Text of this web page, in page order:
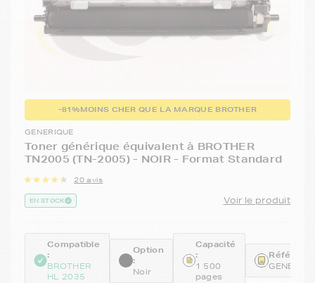
-81%MOINS CHER QUE LA MARQUE BROTHER
GENERIQUE
Toner générique équivalent à BROTHER
TN2005 (TN-2005) - NOIR - Format Standard
20 avis
EN STOCK Voir le produit
Compatible
:
BROTHER
HL 2035
Option
:
Noir
Capacité
:
1 500
pages